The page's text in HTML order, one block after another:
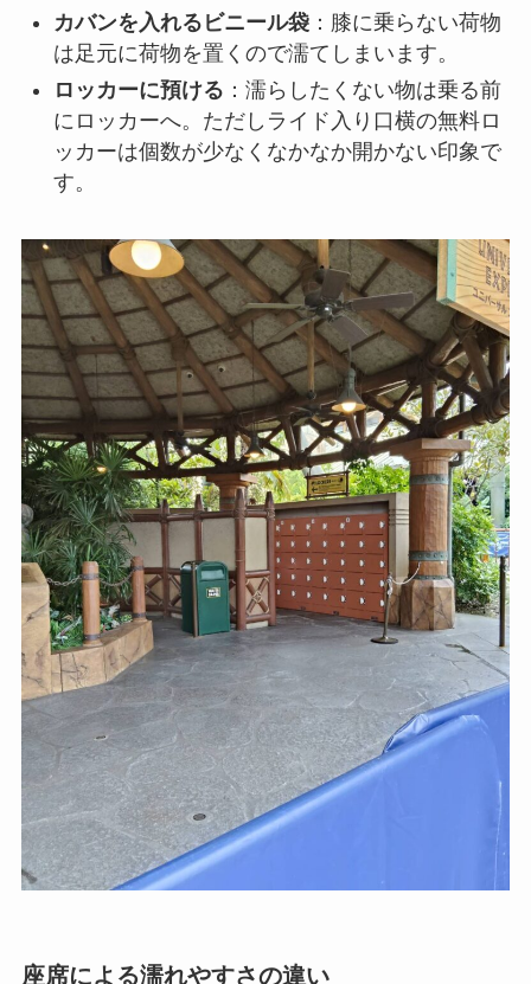
カバンを入れるビニール袋：膝に乗らない荷物
は足元に荷物を置くので濡てしまいます。
ロッカーに預ける ：濡らしたくない物は乗る前
にロッカーへ。ただしライド入り口横の無料ロ
ッカーは個数が少なくなかなか開かない印象で
す。
座席による濡れやすさの違い